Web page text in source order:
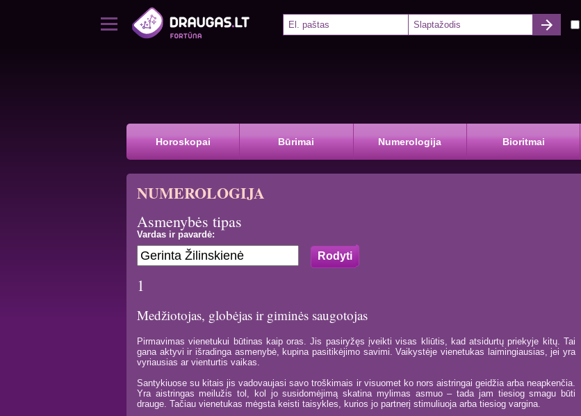
Horoskopai Būrimai Numerologija Bioritmai
NUMEROLOGIJA
Asmenybės tipas
Vardas ir pavardė:
1
Medžiotojas, globėjas ir giminės saugotojas
Pirmavimas vienetukui būtinas kaip oras. Jis pasiryžęs įveikti visas kliūtis, kad atsidurtų priekyje kitų. Tai
gana aktyvi ir išradinga asmenybė, kupina pasitikėjimo savimi. Vaikystėje vienetukas laimingiausias, jei yra
vyriausias ar vienturtis vaikas.
Santykiuose su kitais jis vadovaujasi savo troškimais ir visuomet ko nors aistringai geidžia arba neapkenčia.
Yra aistringas meilužis tol, kol jo susidomėjimą skatina mylimas asmuo – tada jam tiesiog smagu būti
drauge. Tačiau vienetukas mėgsta keisti taisykles, kurios jo partnerį stimuliuoja arba tiesiog vargina.